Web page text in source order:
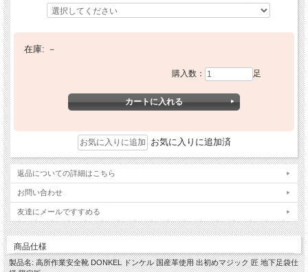
在庫: －
購入数： 足
お気に入りに追加済
返品についての詳細はこちら
お問い合わせ
友達にメールですすめる
商品仕様
製品名: 高所作業安全靴 DONKEL ドンケル 国産革使用 出初めマジック 匠 地下足袋仕